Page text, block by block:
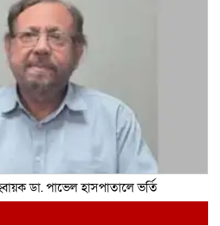
ডা. পাভেল হাসপাতালে ভর্তি